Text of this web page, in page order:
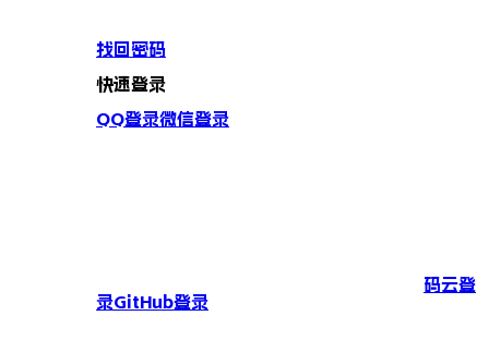
找回密码
快速登录
QQ登录微信登录
码云登
录GitHub登录